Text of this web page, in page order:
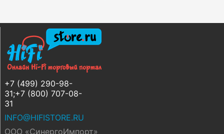
+7 (499) 290-98-
31;+7 (800) 707-08-
31
INFO@HIFISTORE.RU
ООО «СинергоИмпорт»